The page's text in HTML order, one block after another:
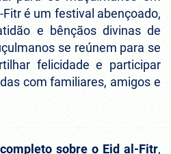
é um festival abençoado,
e bênçãos divinas de
se reúnem para se
felicidade e participar
com familiares, amigos e
sobre o Eid al-Fitr,